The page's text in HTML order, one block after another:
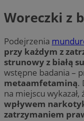
Woreczki z
Podejrzenia
przy każdym z
strunowy z białą
wstępne badania –
metaamfetaminą.
na miejscu
wpływem
zatrzymaniem